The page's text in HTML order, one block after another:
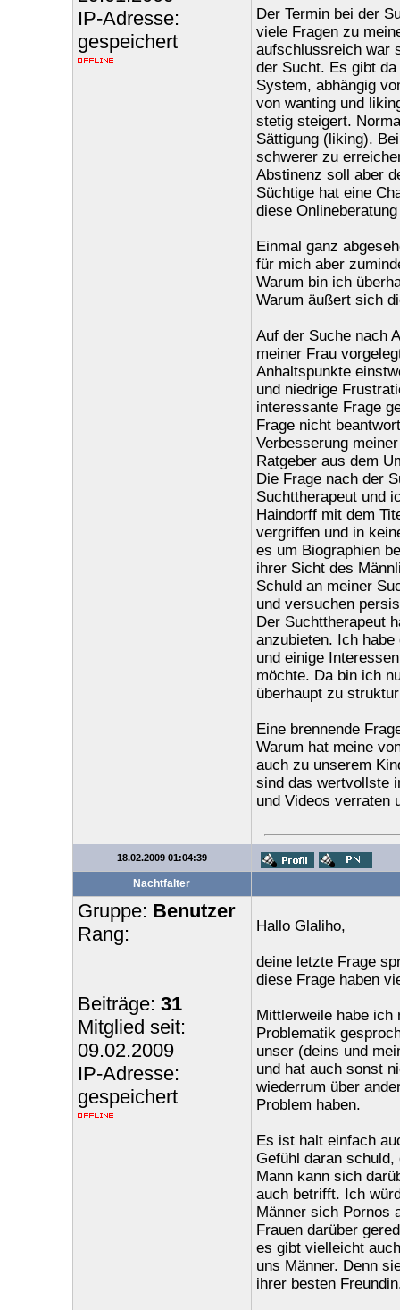
IP-Adresse:
gespeichert
Der Termin bei der
viele Fragen zu
aufschlussreich war
der Sucht. Es gibt
System, abhängig
von wanting und
stetig steigert.
Sättigung (liking).
schwerer zu
Abstinenz soll aber
Süchtige hat eine
diese
Einmal ganz
für mich aber
Warum bin ich
Warum äußert sich
Auf der Suche nach
meiner Frau
Anhaltspunkte
und niedrige
interessante Frage
Frage nicht
Verbesserung
Ratgeber aus dem
Die Frage nach der
Suchttherapeut und
Haindorff mit dem
vergriffen und in
es um Biographien
ihrer Sicht des
Schuld an meiner
und versuchen
Der Suchttherapeut
anzubieten. Ich
und einige
möchte. Da bin ich
überhaupt zu
Eine brennende
Warum hat meine
auch zu unserem
sind das wertvollste
und Videos verraten
18.02.2009 01:04:39
Nachtfalter
Gruppe: Benutzer
Rang:
Beiträge: 31
Mitglied seit:
09.02.2009
IP-Adresse:
gespeichert
Hallo Glaliho,
deine letzte Frage
diese Frage haben
Mittlerweile habe ich
Problematik
unser (deins und
und hat auch sonst
wiederrum über
Problem haben.
Es ist halt einfach
Gefühl daran
Mann kann sich
auch betrifft. Ich
Männer sich Pornos
Frauen darüber
es gibt vielleicht
uns Männer. Denn
ihrer besten